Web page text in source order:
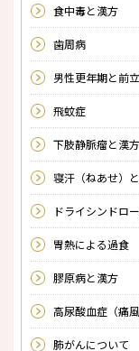
食中毒と漢方
歯周病
男性更年期と前
飛蚊症
下肢静脈瘤と漢方
寝汗（ねあせ）
ドライシンドロ
胃熱による過食
膠原病と漢方
高尿酸血症（痛風
肺がんについて